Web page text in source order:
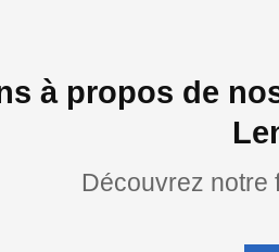
à propos de
Découvrez notre